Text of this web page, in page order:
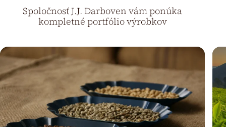
Spoločnosť J.J. Darboven vám ponúka
kompletné portfólio výrobkov